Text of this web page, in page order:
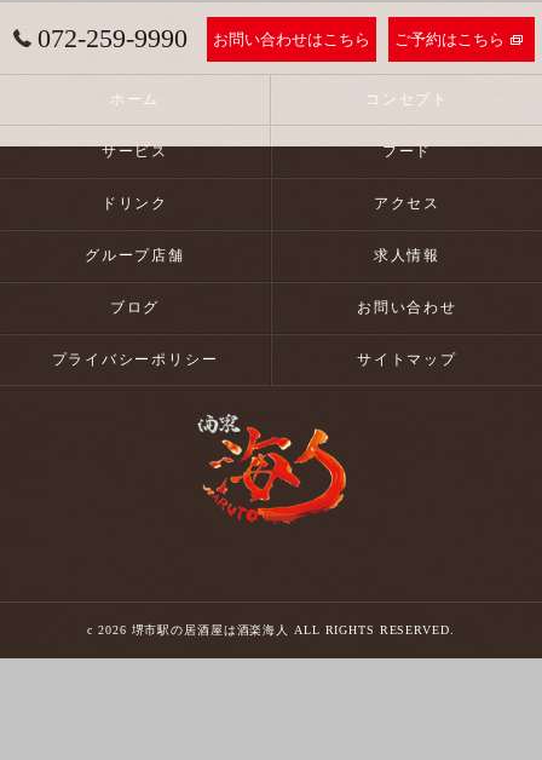
072-259-9990 お問い合わせはこちら ご予約はこちら
ホーム コンセプト
サービス フード
ドリンク アクセス
グループ店舗 求人情報
ブログ お問い合わせ
プライバシーポリシー サイトマップ
c 2026 堺市駅の居酒屋は酒楽海人 ALL RIGHTS RESERVED.